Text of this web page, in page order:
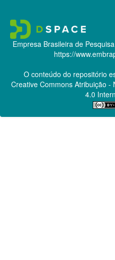
Empresa Brasileira de
https://
O conteúdo do repositório
Creative CommonsAtribuição -
4.0